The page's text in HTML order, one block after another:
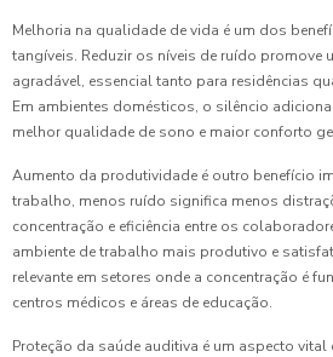
Melhoria na qualidade de vida é um dos
tangíveis. Reduzir os níveis de ruído promove
agradável, essencial tanto para residências
Em ambientes domésticos, o silêncio
melhor qualidade de sono e maior conforto
Aumento da produtividade é outro benefício
trabalho, menos ruído significa menos
concentração e eficiência entre os
ambiente de trabalho mais produtivo e
relevante em setores onde a concentração é
centros médicos e áreas de educação.
Proteção da saúde auditiva é um aspecto